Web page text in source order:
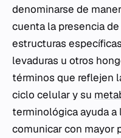
denominarse de
cuenta la presencia
estructuras
levaduras u otros
términos que reflejen
ciclo celular y su
terminológica ayuda
comunicar con mayor